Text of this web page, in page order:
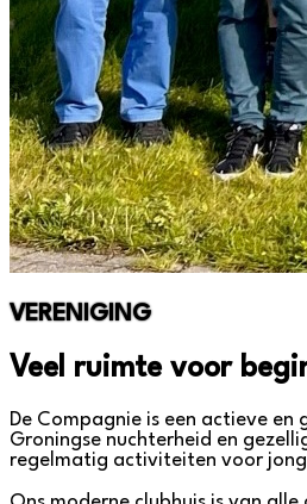
VERENIGING
Veel ruimte voor
De Compagnie is een actieve
Groningse nuchterheid en
regelmatig activiteiten voor jong